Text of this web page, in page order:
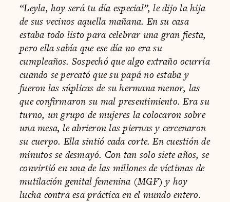
“Leyla, hoy será tu día especial”, le dijo la hija
de sus vecinos aquella mañana. En su casa
estaba todo listo para celebrar una gran fiesta,
pero ella sabía que ese día no era su
cumpleaños. Sospechó que algo extraño ocurría
cuando se percató que su papá no estaba y
fueron las súplicas de su hermana menor, las
que confirmaron su mal presentimiento. Era su
turno, un grupo de mujeres la colocaron sobre
una mesa, le abrieron las piernas y cercenaron
su cuerpo. Ella sintió cada corte. En cuestión de
minutos se desmayó. Con tan solo siete años, se
convirtió en una de las millones de víctimas de
mutilación genital femenina (MGF) y hoy
lucha contra esa práctica en el mundo entero.